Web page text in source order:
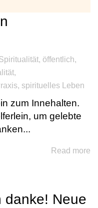
, öffentlich,
,
, spirituelles Leben
zum Innehalten.
um gelebte
Read more
danke! Neue